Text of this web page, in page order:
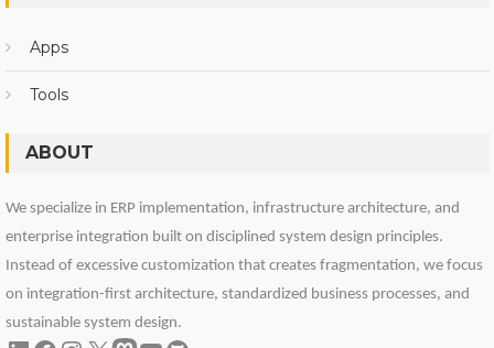
Apps
Tools
ABOUT
We specialize in ERP implementation, infrastructure architecture, and
enterprise integration built on disciplined system design principles.
Instead of excessive customization that creates fragmentation, we focus
on integration-first architecture, standardized business processes, and
sustainable system design.